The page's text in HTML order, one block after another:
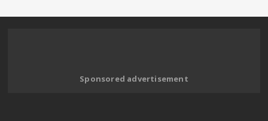
Sponsored advertisement